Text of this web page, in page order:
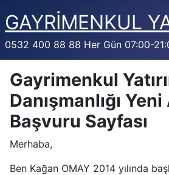
GAYRİMENKUL
0532 400 88 88 Her Gün 07:00-
Gayrimenkul
Danışmanlığı
Başvuru Sayfası
Merhaba,
Ben Kağan OMAY 2014 yılında